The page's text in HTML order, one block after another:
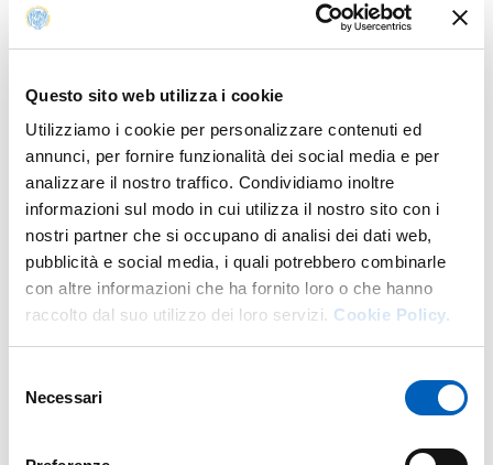
Questo sito web utilizza i cookie
Utilizziamo i cookie per personalizzare contenuti ed
annunci, per fornire funzionalità dei social media e per
analizzare il nostro traffico. Condividiamo inoltre
informazioni sul modo in cui utilizza il nostro sito con i
nostri partner che si occupano di analisi dei dati web,
pubblicità e social media, i quali potrebbero combinarle
con altre informazioni che ha fornito loro o che hanno
raccolto dal suo utilizzo dei loro servizi. Cookie Policy.
delNecessari
For info
W. https://www.unijunior.it/parma/calendario-parma
E.
info@unijunior.it
Organization